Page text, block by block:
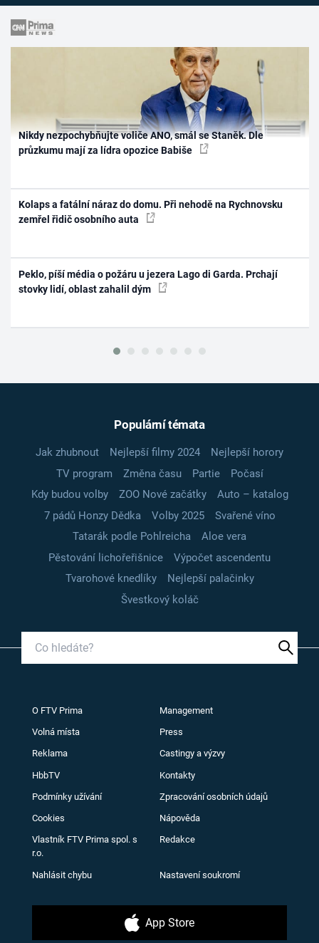
Nikdy nezpochybňujte voliče ANO, smál se Staněk. Dle
průzkumu mají za lídra opozice Babiše
Kolaps a fatální náraz do domu. Při nehodě na Rychnovsku
zemřel řidič osobního auta
Peklo, píší média o požáru u jezera Lago di Garda. Prchají
stovky lidí, oblast zahalil dým
Populární témata
Jak zhubnout Nejlepší filmy 2024
Nejlepší horory
TV program
Změna času Partie
Počasí
Kdy budou volby
ZOO Nové začátky
Auto – katalog
7 pádů Honzy Dědka
Volby 2025
Svařené víno
Tatarák podle Pohlreicha
Aloe vera
Pěstování lichořeřišnice
Výpočet ascendentu
Tvarohové knedlíky
Nejlepší palačinky
Švestkový koláč
O FTV Prima Management
Volná místa Press
Reklama Castingy a výzvy
HbbTV Kontakty
Podmínky užívání Zpracování osobních údajů
Cookies Nápověda
Vlastník FTV Prima spol. s
r.o.
Redakce
Nahlásit chybu Nastavení soukromí
App Store